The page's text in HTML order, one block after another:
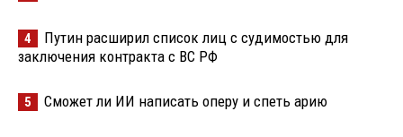
4
Путин расширил список лиц с судимостью для
заключения контракта с ВС РФ
5 Сможет ли ИИ написать оперу и спеть арию